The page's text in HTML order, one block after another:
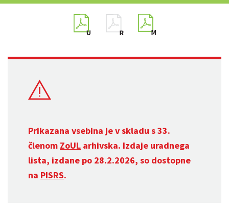
Prikazana vsebina je v skladu s 33.
členom ZoUL arhivska. Izdaje uradnega
lista, izdane po 28.2.2026, so dostopne
na PISRS.